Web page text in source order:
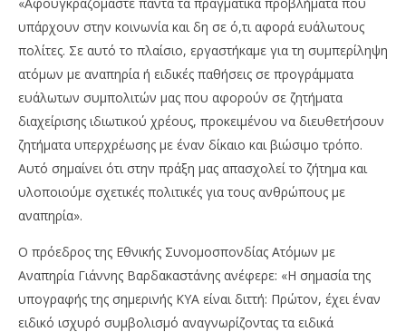
υπάρχουν στην κοινωνία και δη σε ό,τι αφορά ευάλωτους
πολίτες. Σε αυτό το πλαίσιο, εργαστήκαμε για τη συμπερίληψη
ατόμων με αναπηρία ή ειδικές παθήσεις σε προγράμματα
ευάλωτων συμπολιτών μας που αφορούν σε ζητήματα
διαχείρισης ιδιωτικού χρέους, προκειμένου να διευθετήσουν
ζητήματα υπερχρέωσης με έναν δίκαιο και βιώσιμο τρόπο.
Αυτό σημαίνει ότι στην πράξη μας απασχολεί το ζήτημα και
υλοποιούμε σχετικές πολιτικές για τους ανθρώπους με
αναπηρία».
Ο πρόεδρος της Εθνικής Συνομοσπονδίας Ατόμων με
Αναπηρία Γιάννης Βαρδακαστάνης ανέφερε: «Η σημασία της
υπογραφής της σημερινής ΚΥΑ είναι διττή: Πρώτον, έχει έναν
ειδικό ισχυρό συμβολισμό αναγνωρίζοντας τα ειδικά